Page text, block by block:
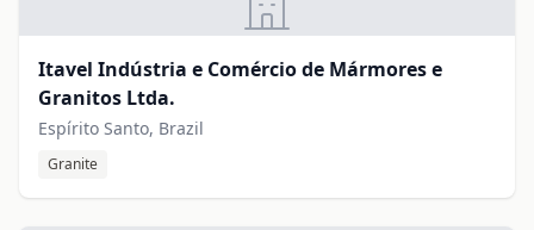
Itavel Indústria e Comércio de Mármores e
Granitos Ltda.
Espírito Santo, Brazil
Granite